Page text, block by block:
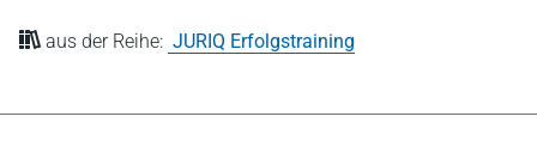
aus der Reihe: JURIQ Erfolgstraining